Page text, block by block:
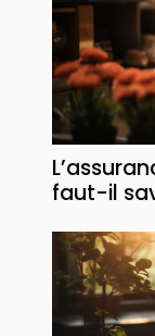
faut-il